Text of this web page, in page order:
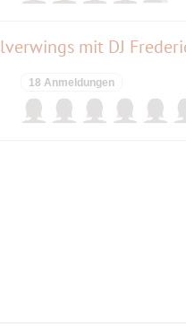
mit DJ
18 Anmeldungen